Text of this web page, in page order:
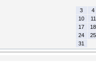
3
4
10
11
17
18
24
25
31